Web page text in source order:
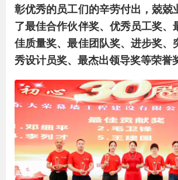
彰优秀的员工们的辛劳付出，兢兢
了最佳合作伙伴奖、优秀员工奖、
佳质量奖、最佳团队奖、进步奖、
秀设计员奖、最杰出领导奖等荣誉